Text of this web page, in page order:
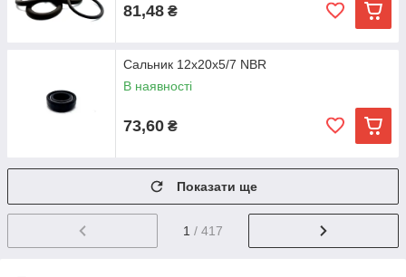
81,48 ₴
Сальник 12х20х5/7 NBR
В наявності
73,60 ₴
Показати ще
1 / 417